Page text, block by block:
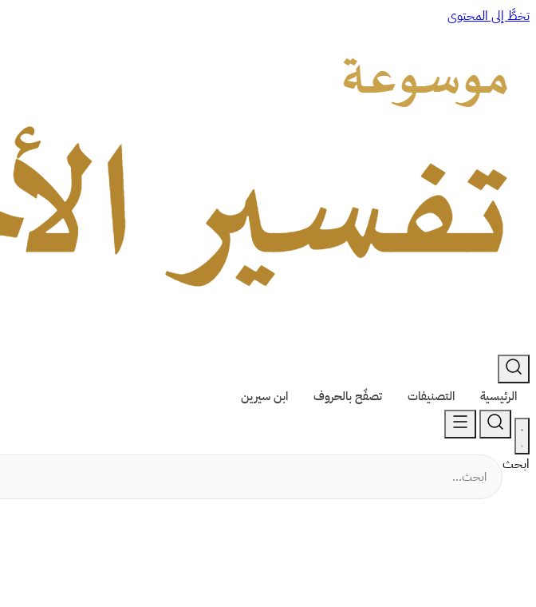
تخطَّ إلى المحتوى
الرئيسية التصنيفات تصفّح بالحروف ابن سيرين
ابحث